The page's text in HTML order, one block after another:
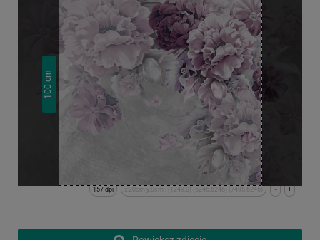
100
cm
+
-
x:20cm y:0cm | (1249,0) (6246,6246) (7495,6246)
157 dpi